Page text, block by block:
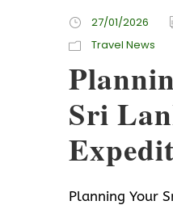
27/01/2026
Travel News
Sri
Planning Your